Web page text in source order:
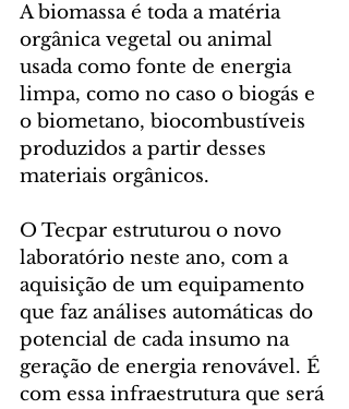
A biomassa é toda a matéria
orgânica vegetal ou animal
usada como fonte de energia
limpa, como no caso o biogás e
o biometano, biocombustíveis
produzidos a partir desses
materiais orgânicos.
O Tecpar estruturou o novo
laboratório neste ano, com a
aquisição de um equipamento
que faz análises automáticas do
potencial de cada insumo na
geração de energia renovável. É
com essa infraestrutura que será